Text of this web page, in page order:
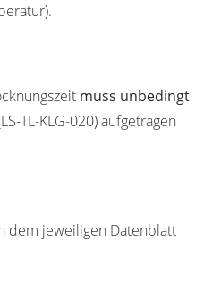
muss unbedingt
TL-KLG-020) aufgetragen
dem jeweiligen Datenblatt